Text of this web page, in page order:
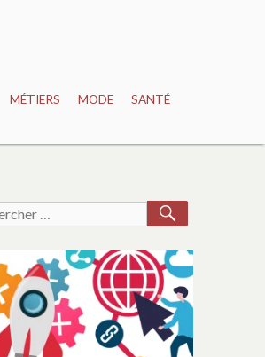
MÉTIERS MODE SANTÉ